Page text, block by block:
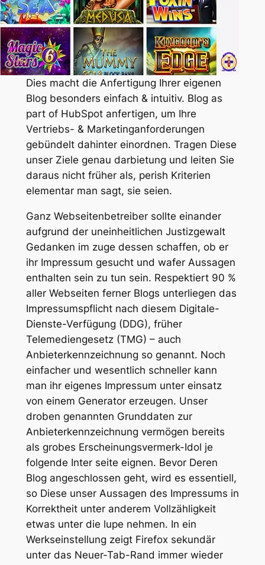
Dies macht die Anfertigung Ihrer eigenen
Blog besonders einfach & intuitiv. Blog as
part of HubSpot anfertigen, um Ihre
Vertriebs- & Marketinganforderungen
gebündelt dahinter einordnen. Tragen Diese
unser Ziele genau darbietung und leiten Sie
daraus nicht früher als, perish Kriterien
elementar man sagt, sie seien.
Ganz Webseitenbetreiber sollte einander
aufgrund der uneinheitlichen Justizgewalt
Gedanken im zuge dessen schaffen, ob er
ihr Impressum gesucht und wafer Aussagen
enthalten sein zu tun sein. Respektiert 90 %
aller Webseiten ferner Blogs unterliegen das
Impressumspflicht nach diesem Digitale-
Dienste-Verfügung (DDG), früher
Telemediengesetz (TMG) – auch
Anbieterkennzeichnung so genannt. Noch
einfacher und wesentlich schneller kann
man ihr eigenes Impressum unter einsatz
von einem Generator erzeugen. Unser
droben genannten Grunddaten zur
Anbieterkennzeichnung vermögen bereits
als grobes Erscheinungsvermerk-Idol je
folgende Inter seite eignen. Bevor Deren
Blog angeschlossen geht, wird es essentiell,
so Diese unser Aussagen des Impressums in
Korrektheit unter anderem Vollzähligkeit
etwas unter die lupe nehmen. In ein
Werkseinstellung zeigt Firefox sekundär
unter das Neuer-Tab-Rand immer wieder